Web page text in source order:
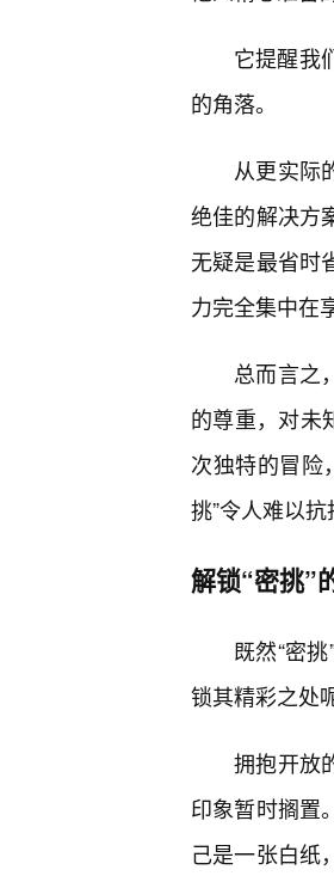
它提醒我
的角落。
从更实际
绝佳的解决方
无疑是最省时
力完全集中在
总而言之
的尊重，对未
次独特的冒险
挑”令人难以抗
解锁“密挑”
既然“密
锁其精彩之处
拥抱开放
印象暂时搁置
己是一张白纸